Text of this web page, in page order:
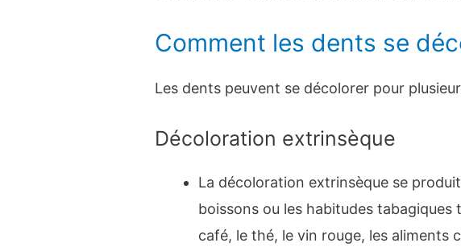
Comment les dents se
Les dents peuvent se décolorer pour
Décoloration extrinsèque
La décoloration extrinsèque se
boissons ou les habitudes tabagiques
café, le thé, le vin rouge, les aliments